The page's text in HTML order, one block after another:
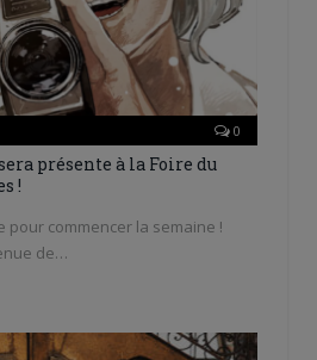
0
présente à la Foire du
!
pour commencer la semaine !
de…